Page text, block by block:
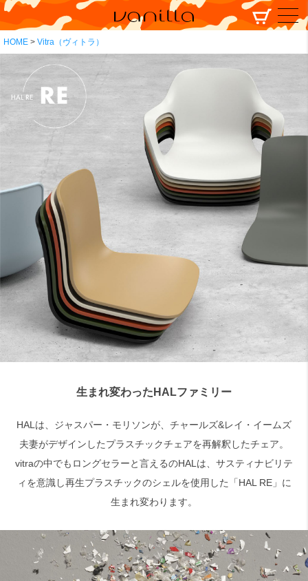
HOME Vitra（ヴィトラ）
検索
生まれ変わったHALファミリー
HALは、ジャスパー・モリソンが、チャールズ&レイ・イームズ
夫妻がデザインしたプラスチックチェアを再解釈したチェア。
vitraの中でもロングセラーと言えるのHALは、サスティナビリテ
ィを意識し再生プラスチックのシェルを使用した「HAL RE」に
生まれ変わります。